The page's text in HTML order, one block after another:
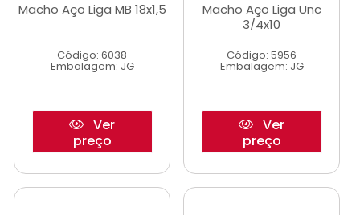
Macho Aço Liga MB 18x1,5
Código: 6038
Embalagem: JG
Ver
preço
Macho Aço Liga Unc
3/4x10
Código: 5956
Embalagem: JG
Ver
preço